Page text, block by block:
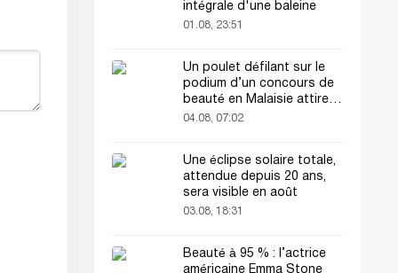
intégrale d'une baleine
01.08, 23:51
Un poulet défilant sur le
podium d’un concours de
beauté en Malaisie attire
l’attention du public
04.08, 07:02
Une éclipse solaire totale,
attendue depuis 20 ans,
sera visible en août
03.08, 18:31
Beauté à 95 % : l’actrice
américaine Emma Stone